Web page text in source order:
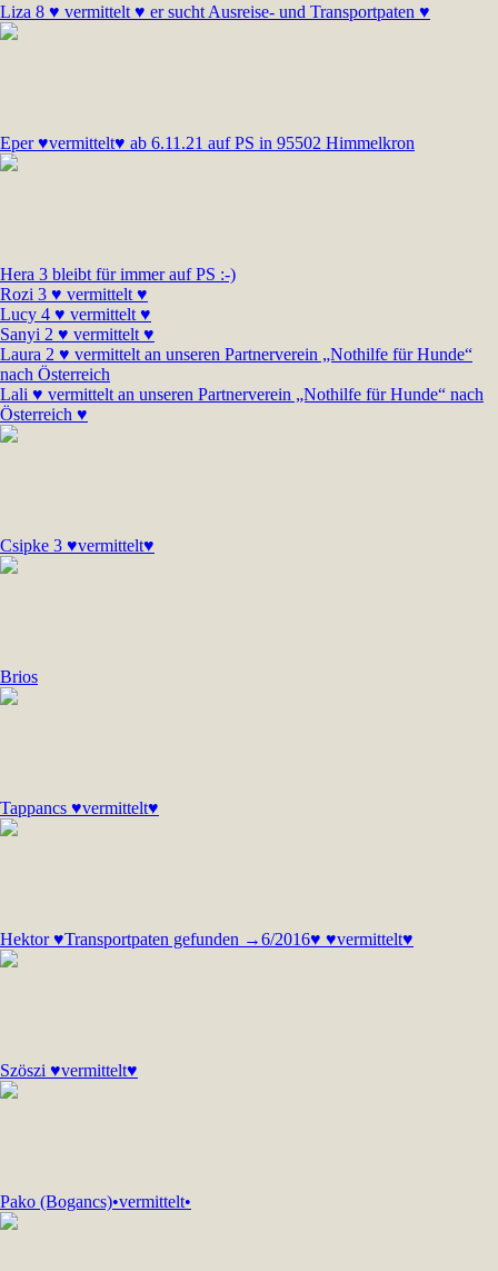
Liza 8 ♥ vermittelt ♥ er sucht Ausreise- und Transportpaten ♥
Eper ♥vermittelt♥ ab 6.11.21 auf PS in 95502 Himmelkron
Hera 3 bleibt für immer auf PS :-)
Rozi 3 ♥ vermittelt ♥
Lucy 4 ♥ vermittelt ♥
Sanyi 2 ♥ vermittelt ♥
Laura 2 ♥ vermittelt an unseren Partnerverein „Nothilfe für Hunde“
nach Österreich
Lali ♥ vermittelt an unseren Partnerverein „Nothilfe für Hunde“ nach
Österreich ♥
Csipke 3 ♥vermittelt♥
Brios
Tappancs ♥vermittelt♥
Hektor ♥Transportpaten gefunden →6/2016♥ ♥vermittelt♥
Szöszi ♥vermittelt♥
Pako (Bogancs)•vermittelt•